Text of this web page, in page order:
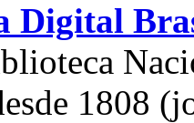
Digital
1808